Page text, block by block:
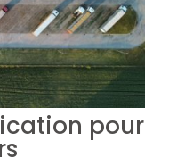
pour